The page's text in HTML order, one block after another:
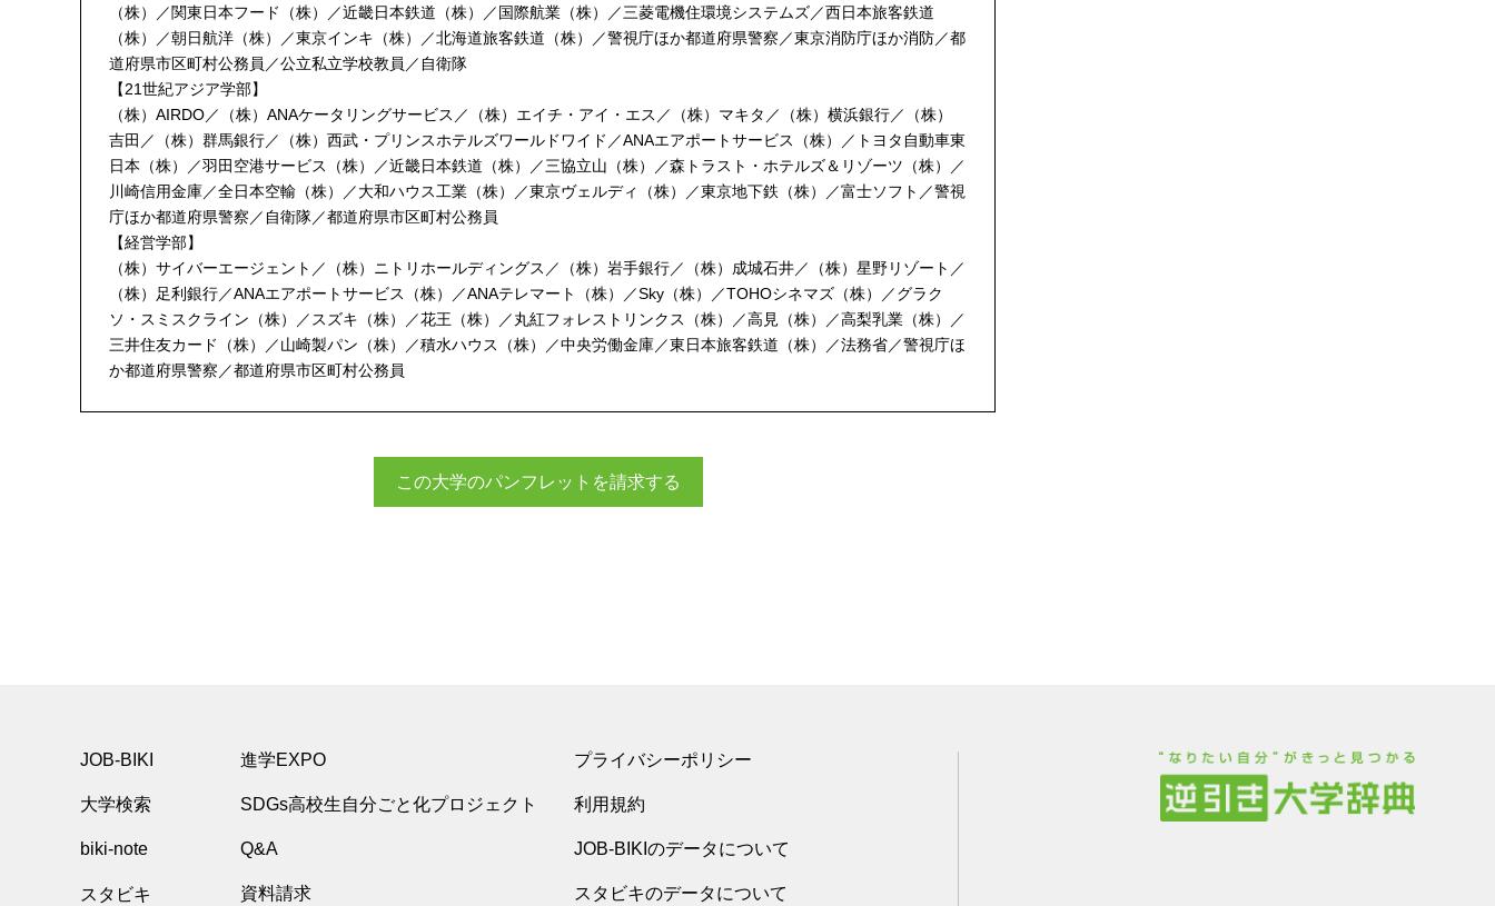
（株）／関東日本フード（株）／近畿日本鉄道（株）／国際航業（株）／三菱電機住環境システムズ／西日本旅客鉄道
（株）／朝日航洋（株）／東京インキ（株）／北海道旅客鉄道（株）／警視庁ほか都道府県警察／東京消防庁ほか消防／都
道府県市区町村公務員／公立私立学校教員／自衛隊
【21世紀アジア学部】
（株）AIRDO／（株）ANAケータリングサービス／（株）エイチ・アイ・エス／（株）マキタ／（株）横浜銀行／（株）
吉田／（株）群馬銀行／（株）西武・プリンスホテルズワールドワイド／ANAエアポートサービス（株）／トヨタ自動車東
日本（株）／羽田空港サービス（株）／近畿日本鉄道（株）／三協立山（株）／森トラスト・ホテルズ＆リゾーツ（株）／
川崎信用金庫／全日本空輸（株）／大和ハウス工業（株）／東京ヴェルディ（株）／東京地下鉄（株）／富士ソフト／警視
庁ほか都道府県警察／自衛隊／都道府県市区町村公務員
【経営学部】
（株）サイバーエージェント／（株）ニトリホールディングス／（株）岩手銀行／（株）成城石井／（株）星野リゾート／
（株）足利銀行／ANAエアポートサービス（株）／ANAテレマート（株）／Sky（株）／TOHOシネマズ（株）／グラク
ソ・スミスクライン（株）／スズキ（株）／花王（株）／丸紅フォレストリンクス（株）／高見（株）／高梨乳業（株）／
三井住友カード（株）／山崎製パン（株）／積水ハウス（株）／中央労働金庫／東日本旅客鉄道（株）／法務省／警視庁ほ
か都道府県警察／都道府県市区町村公務員
この大学のパンフレットを請求する
JOB-BIKI
大学検索
biki-note
スタビキ
進学EXPO
SDGs高校生自分ごと化プロジェクト
Q&A
資料請求
プライバシーポリシー
利用規約
JOB-BIKIのデータについて
スタビキのデータについて